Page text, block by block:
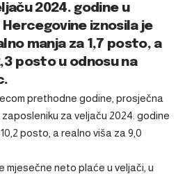
2024. godine u
Hercegovine iznosila je
manja za 1,7 posto, a
posto u odnosu na
prethodne godine, prosječna
za veljaču 2024. godine
posto, a realno viša za 9,0
mjesečne neto plaće u veljači, u